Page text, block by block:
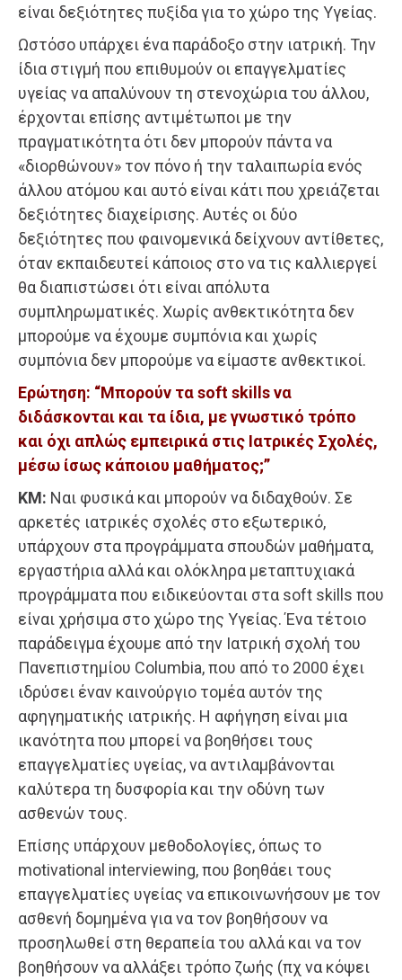
είναι δεξιότητες πυξίδα για το χώρο της Υγείας.
Ωστόσο υπάρχει ένα παράδοξο στην ιατρική. Την
ίδια στιγμή που επιθυμούν οι επαγγελματίες
υγείας να απαλύνουν τη στενοχώρια του άλλου,
έρχονται επίσης αντιμέτωποι με την
πραγματικότητα ότι δεν μπορούν πάντα να
«διορθώνουν» τον πόνο ή την ταλαιπωρία ενός
άλλου ατόμου και αυτό είναι κάτι που χρειάζεται
δεξιότητες διαχείρισης. Αυτές οι δύο
δεξιότητες που φαινομενικά δείχνουν αντίθετες,
όταν εκπαιδευτεί κάποιος στο να τις καλλιεργεί
θα διαπιστώσει ότι είναι απόλυτα
συμπληρωματικές. Χωρίς ανθεκτικότητα δεν
μπορούμε να έχουμε συμπόνια και χωρίς
συμπόνια δεν μπορούμε να είμαστε ανθεκτικοί.
Ερώτηση: “Μπορούν τα soft skills να
διδάσκονται και τα ίδια, με γνωστικό τρόπο
και όχι απλώς εμπειρικά στις Ιατρικές Σχολές,
μέσω ίσως κάποιου μαθήματος;”
ΚΜ: Nαι φυσικά και μπορούν να διδαχθούν. Σε
αρκετές ιατρικές σχολές στο εξωτερικό,
υπάρχουν στα προγράμματα σπουδών μαθήματα,
εργαστήρια αλλά και ολόκληρα μεταπτυχιακά
προγράμματα που ειδικεύονται στα soft skills που
είναι χρήσιμα στο χώρο της Υγείας. Ένα τέτοιο
παράδειγμα έχουμε από την Ιατρική σχολή του
Πανεπιστημίου Columbia, που από το 2000 έχει
ιδρύσει έναν καινούργιο τομέα αυτόν της
αφηγηματικής ιατρικής. Η αφήγηση είναι μια
ικανότητα που μπορεί να βοηθήσει τους
επαγγελματίες υγείας, να αντιλαμβάνονται
καλύτερα τη δυσφορία και την οδύνη των
ασθενών τους.
Επίσης υπάρχουν μεθοδολογίες, όπως το
motivational interviewing, που βοηθάει τους
επαγγελματίες υγείας να επικοινωνήσουν με τον
ασθενή δομημένα για να τον βοηθήσουν να
προσηλωθεί στη θεραπεία του αλλά και να τον
βοηθήσουν να αλλάξει τρόπο ζωής (πχ να κόψει